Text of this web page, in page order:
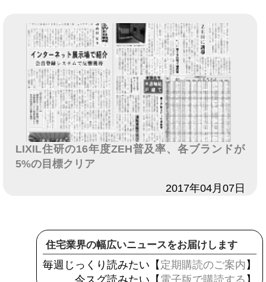
LIXIL住研の16年度ZEH普及率、各ブランドが
5%の目標クリア
2017年04月07日
住宅業界の幅広いニュースをお届けします
毎週じっくり読みたい【 定期購読のご案内 】
今スグ読みたい【 電子版で購読する 】